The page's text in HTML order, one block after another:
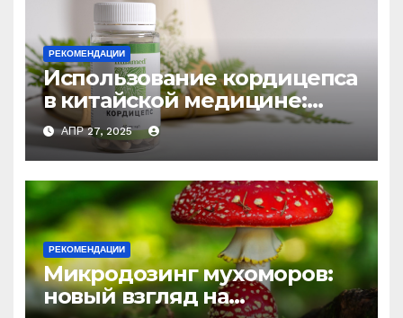
РЕКОМЕНДАЦИИ
Использование кордицепса
в китайской медицине:
природное средство
против усталости и
истощения
АПР 27, 2025
РЕКОМЕНДАЦИИ
Микродозинг мухоморов:
новый взгляд на